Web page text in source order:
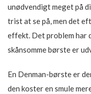
unødvendigt meget på
trist at se på, men det
effekt. Det problem har
skånsomme børste er
En Denman-børste er
den koster en smule